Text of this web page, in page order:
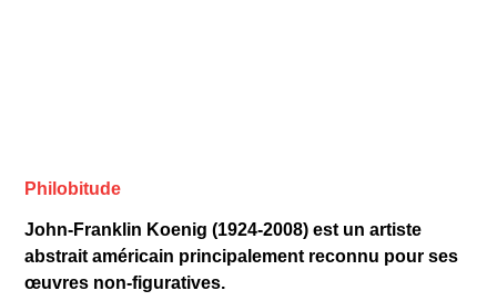
Philobitude
John-Franklin Koenig (1924-2008) est un artiste
abstrait américain principalement reconnu pour ses
œuvres non-figuratives.